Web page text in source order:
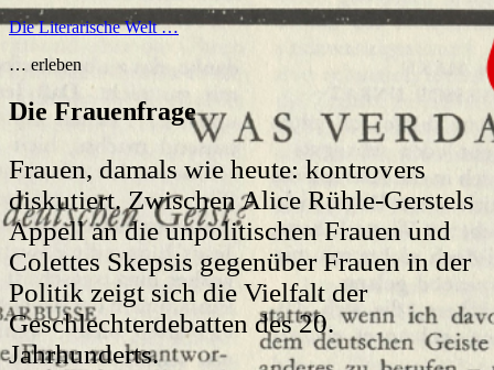
Die Literarische Welt …
… erleben
Die Frauenfrage
Frauen, damals wie heute: kontrovers
diskutiert. Zwischen Alice Rühle-Gerstels
Appell an die unpolitischen Frauen und
Colettes Skepsis gegenüber Frauen in der
Politik zeigt sich die Vielfalt der
Geschlechterdebatten des 20.
Jahrhunderts.